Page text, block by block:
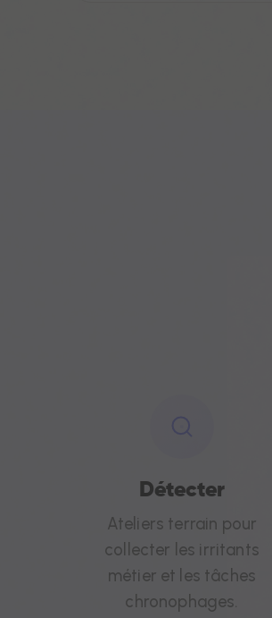
Détecter
Ateliers terrain pour
collecter les irritants
métier et les tâches
chronophages.